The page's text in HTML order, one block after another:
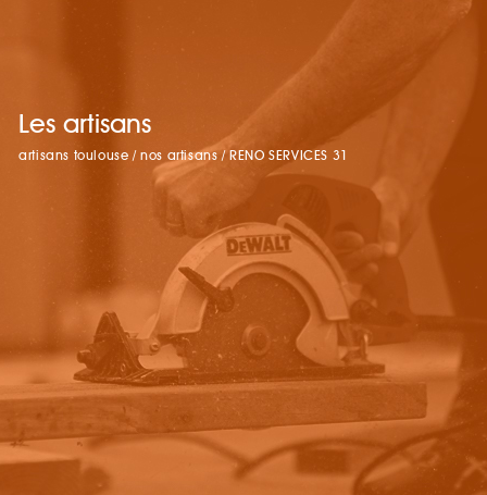
Les artisans
artisans toulouse /nos artisans / RENO SERVICES 31